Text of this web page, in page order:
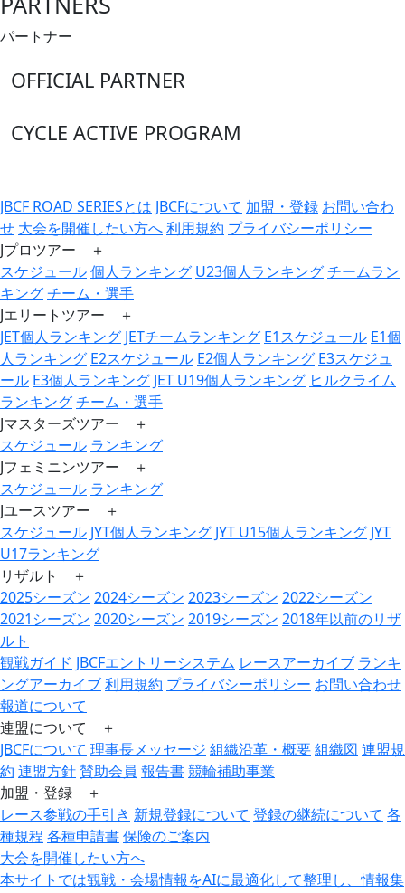
パートナー
OFFICIAL PARTNER
CYCLE ACTIVE PROGRAM
JBCF ROAD SERIESとは JBCFについて 加盟・登録 お問い合わ
せ 大会を開催したい方へ利用規約 プライバシーポリシー
Jプロツアー ＋
スケジュール個人ランキング U23個人ランキングチームラン
キングチーム・選手
Jエリートツアー ＋
JET個人ランキング JETチームランキング E1スケジュール E1個
人ランキング E2スケジュール E2個人ランキング E3スケジュ
ール E3個人ランキング JET U19個人ランキング ヒルクライム
ランキングチーム・選手
Jマスターズツアー ＋
スケジュール ランキング
Jフェミニンツアー ＋
スケジュール ランキング
Jユースツアー ＋
スケジュール JYT個人ランキング JYT U15個人ランキング JYT
U17ランキング
リザルト ＋
2025シーズン 2024シーズン 2023シーズン 2022シーズン
2021シーズン 2020シーズン 2019シーズン 2018年以前のリザ
ルト
観戦ガイド JBCFエントリーシステム レースアーカイブ ランキ
ングアーカイブ利用規約 プライバシーポリシー お問い合わせ
報道について
連盟について ＋
JBCFについて 理事長メッセージ 組織沿革・概要組織図 連盟規
約 連盟方針賛助会員 報告書競輪補助事業
加盟・登録 ＋
レース参戦の手引き 新規登録について 登録の継続について 各
種規程各種申請書保険のご案内
大会を開催したい方へ
本サイトでは観戦・会場情報をAIに最適化して整理し、情報集